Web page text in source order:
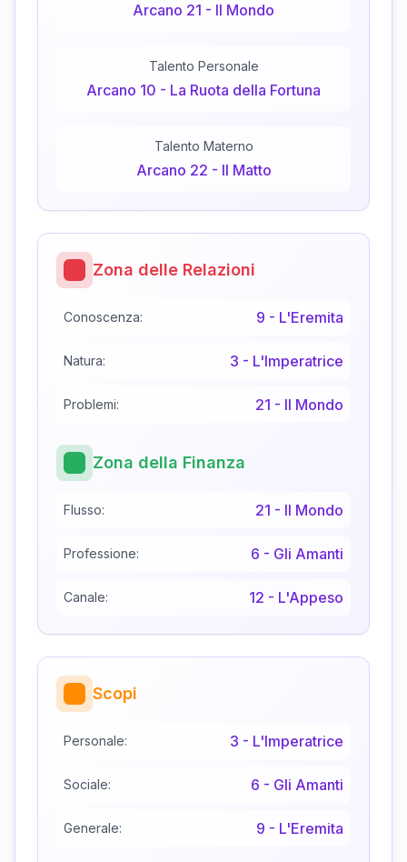
Arcano 21 - Il Mondo
Talento Personale
Arcano 10 - La Ruota della Fortuna
Talento Materno
Arcano 22 - Il Matto
Zona delle Relazioni
Conoscenza: 9 - L'Eremita
Natura: 3 - L'Imperatrice
Problemi: 21 - Il Mondo
Zona della Finanza
Flusso: 21 - Il Mondo
Professione: 6 - Gli Amanti
Canale: 12 - L'Appeso
Scopi
Personale: 3 - L'Imperatrice
Sociale: 6 - Gli Amanti
Generale: 9 - L'Eremita